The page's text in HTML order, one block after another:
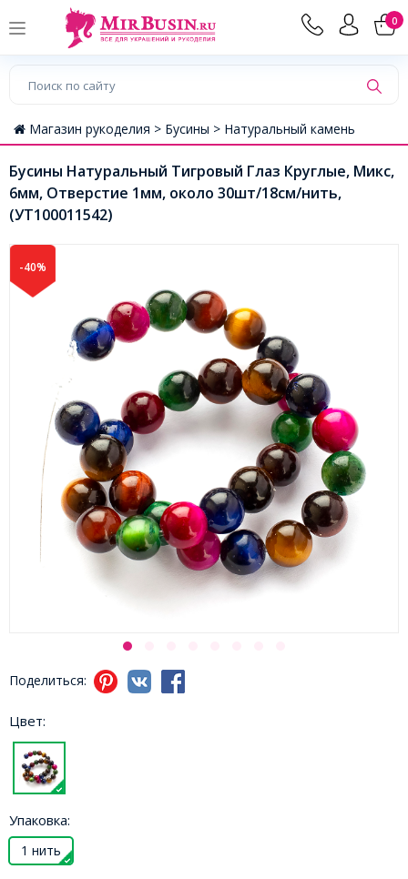
0
Магазин рукоделия > Бусины > Натуральный камень
Бусины Натуральный Тигровый Глаз Круглые, Микс,
6мм, Отверстие 1мм, около 30шт/18см/нить,
(УТ100011542)
-40%
Поделиться:
Цвет:
Упаковка:
1 нить